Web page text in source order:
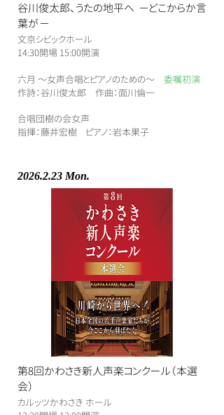
谷川俊太郎、うたの地平へ −どこからか言
葉が−
文京シビックホール
​14:30開場 15:00開演
​六月 〜女声合唱とピアノのための〜 委嘱初演
作詩：谷川俊太郎 作曲：面川倫一
合唱団樹の会女声
​指揮：藤井宏樹 ピアノ：岩本果子
2026.2.23 Mon.
第8回かわさき新人声楽コンクール（本選
会）
カルッツかわさき ホール